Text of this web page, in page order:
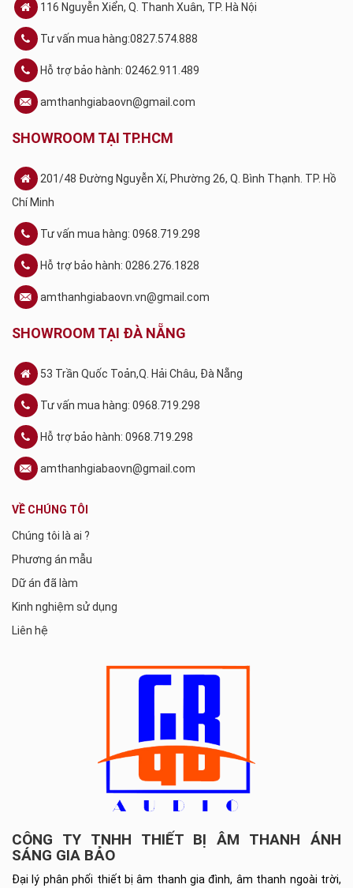
116 Nguyễn Xiển, Q. Thanh Xuân, TP. Hà Nội
Tư vấn mua hàng:0827.574.888
Hỗ trợ bảo hành: 02462.911.489
amthanhgiabaovn@gmail.com
SHOWROOM TẠI TP.HCM
201/48 Đường Nguyễn Xí, Phường 26, Q. Bình Thạnh. TP. Hồ
Chí Minh
Tư vấn mua hàng: 0968.719.298
Hỗ trợ bảo hành: 0286.276.1828
amthanhgiabaovn.vn@gmail.com
SHOWROOM TẠI ĐÀ NẴNG
53 Trần Quốc Toản,Q. Hải Châu, Đà Nẵng
Tư vấn mua hàng: 0968.719.298
Hỗ trợ bảo hành: 0968.719.298
amthanhgiabaovn@gmail.com
VỀ CHÚNG TÔI
Chúng tôi là ai ?
Phương án mẫu
Dữ án đã làm
Kinh nghiệm sử dụng
Liên hệ
CÔNG TY TNHH THIẾT BỊ ÂM THANH ÁNH
SÁNG GIA BẢO
Đại lý phân phối thiết bị âm thanh gia đình, âm thanh ngoài trời,